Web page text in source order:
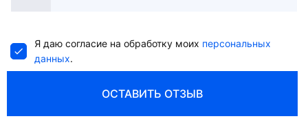
Я даю согласие на обработку моих персональных
данных.
ОСТАВИТЬ ОТЗЫВ